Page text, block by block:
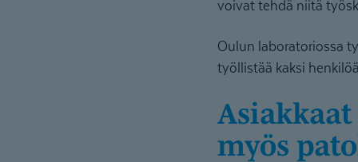
voivat tehdä niitä
Oulun laboratoriossa
työllistää kaksi
Asiakkaat tarvitsevat räätälöityjä palveluita
myös